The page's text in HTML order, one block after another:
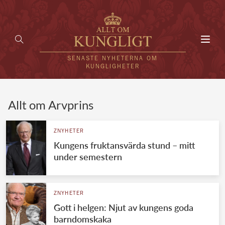
SENASTE NYHETERNA OM
KUNGLIGHETER
UTLÄNDSKT
VÄRLDENS KUNGAHUS
Svenska kungahuset
Brittiska kungahuset
REDAKTION
Allt om Arvprins
ZNYHETER
Kungens fruktansvärda stund – mitt
under semestern
ZNYHETER
Gott i helgen: Njut av kungens goda
barndomskaka